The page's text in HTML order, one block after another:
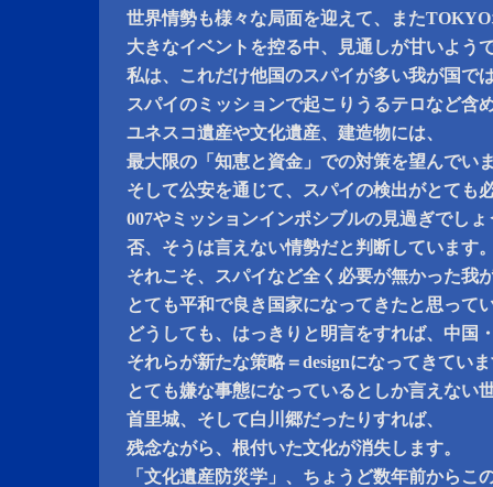
世界情勢も様々な局面を迎えて、また
大きなイベントを控る中、見通しが甘いよう
私は、これだけ他国のスパイが多い我が国で
スパイのミッションで起こりうるテロなど含
ユネスコ遺産や文化遺産、建造物には、
最大限の「知恵と資金」での対策を望んでい
そして公安を通じて、スパイの検出がとても
007やミッションインポシブルの見過ぎでしょ
否、そうは言えない情勢だと判断しています
それこそ、スパイなど全く必要が無かった我
とても平和で良き国家になってきたと思って
どうしても、はっきりと明言をすれば、中国
それらが新たな策略＝designになってきてい
とても嫌な事態になっているとしか言えない
首里城、そして白川郷だったりすれば、
残念ながら、根付いた文化が消失します。
「文化遺産防災学」、ちょうど数年前からこ